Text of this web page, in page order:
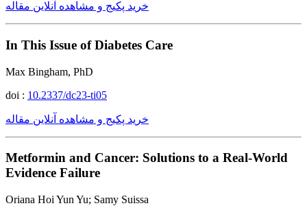
خرید پکیج و مشاهده آنلاین مقاله
In This Issue of Diabetes Care
Max Bingham, PhD
doi : 10.2337/dc23-ti05
خرید پکیج و مشاهده آنلاین مقاله
Metformin and Cancer: Solutions to a Real-World
Evidence Failure
Oriana Hoi Yun Yu; Samy Suissa